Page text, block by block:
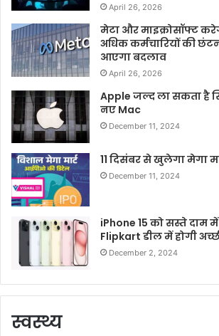
April 26, 2026
मेटा और माइक्रोसॉफ्ट
अधिक कर्मचारियों की
आएगा बदलाव
April 26, 2026
Apple जल्द ला सकता है
नए Mac
December 11, 2024
11 दिसंबर से खुलेगा मेगा
December 11, 2024
iPhone 15 को सस्ते दाम
Flipkart डील में होगी
December 2, 2024
स्वस्थ्य